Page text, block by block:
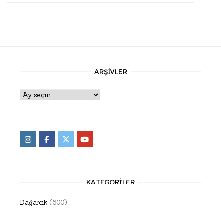
ARŞIVLER
Arşivler
KATEGORILER
Dağarcık (600)